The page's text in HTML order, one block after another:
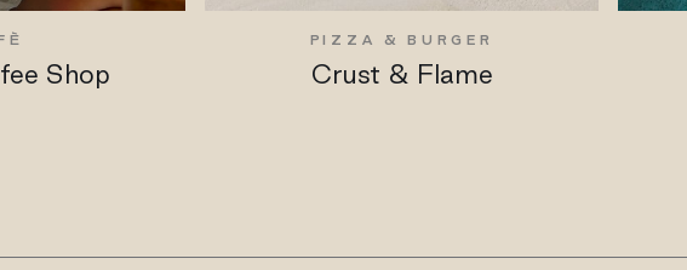
Shop
PIZZA & BURGER
Crust & Flame